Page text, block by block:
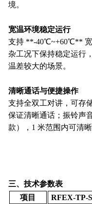
境。
宽温环境稳定运行
支持**-40℃~+60℃** 宽
杂工况下保持稳定运行
温差较大的场景。
清晰通话与便捷操作
支持全双工对讲，可存
保证清晰通话；振铃声
款），1 米范围内可清
三、技术参数表
项目
RFEX-TP-